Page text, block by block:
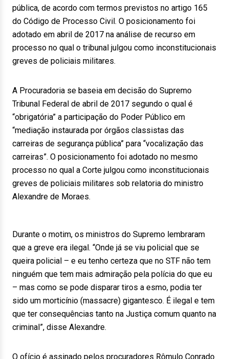
pública, de acordo com termos previstos no artigo 165
do Código de Processo Civil. O posicionamento foi
adotado em abril de 2017 na análise de recurso em
processo no qual o tribunal julgou como inconstitucionais
greves de policiais militares.
A Procuradoria se baseia em decisão do Supremo
Tribunal Federal de abril de 2017 segundo o qual é
“obrigatória” a participação do Poder Público em
“mediação instaurada por órgãos classistas das
carreiras de segurança pública” para “vocalização das
carreiras”. O posicionamento foi adotado no mesmo
processo no qual a Corte julgou como inconstitucionais
greves de policiais militares sob relatoria do ministro
Alexandre de Moraes.
Durante o motim, os ministros do Supremo lembraram
que a greve era ilegal. “Onde já se viu policial que se
queira policial – e eu tenho certeza que no STF não tem
ninguém que tem mais admiração pela polícia do que eu
– mas como se pode disparar tiros a esmo, podia ter
sido um morticínio (massacre) gigantesco. É ilegal e tem
que ter consequências tanto na Justiça comum quanto na
criminal”, disse Alexandre.
O ofício é assinado pelos procuradores Rômulo Conrado